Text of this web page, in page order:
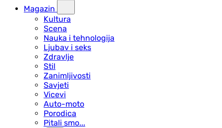
Magazin
Kultura
Scena
Nauka i tehnologija
Ljubav i seks
Zdravlje
Stil
Zanimljivosti
Savjeti
Vicevi
Auto-moto
Porodica
Pitali smo...